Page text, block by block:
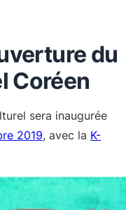
du
Coréen
sera inaugurée
2019, avec la K-